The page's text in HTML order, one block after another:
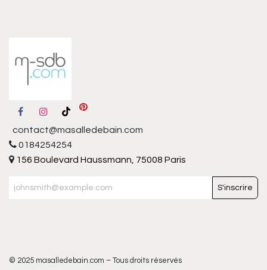
contact@masalledebain.com
0184254254
156 Boulevard Haussmann, 75008 Paris
S'inscrire
© 2025 masalledebain.com – Tous droits réservés